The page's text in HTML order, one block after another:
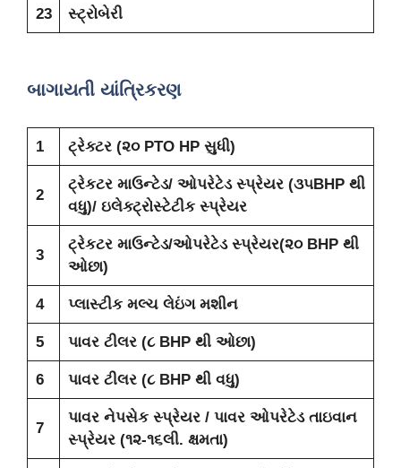
23 સ્ટ્રોબેરી
બાગાયતી યાંત્રિકરણ
1 ટ્રેક્ટર (૨૦ PTO HP સુધી)
2
ટ્રેકટર માઉન્ટેડ/ ઓપરેટેડ સ્પ્રેયર (૩૫BHP થી
વધુ)/ ઇલેક્ટ્રોસ્ટેટીક સ્પ્રેયર
3
ટ્રેકટર માઉન્ટેડ/ઓપરેટેડ સ્પ્રેયર(૨૦ BHP થી
ઓછા)
4 પ્લાસ્ટીક મલ્ચ લેઇંગ મશીન
5 પાવર ટીલર (૮ BHP થી ઓછા)
6 પાવર ટીલર (૮ BHP થી વધુ)
7
પાવર નેપસેક સ્પ્રેયર / પાવર ઓપરેટેડ તાઇવાન
સ્પ્રેયર (૧૨-૧૬લી. ક્ષમતા)